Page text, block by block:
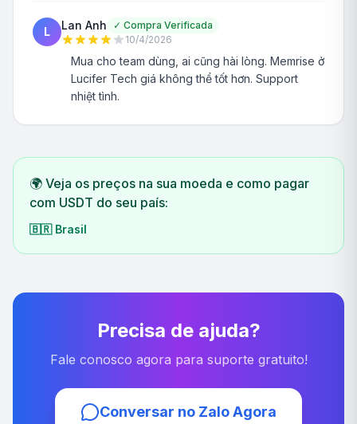
L Lan Anh ✓ Compra Verificada
10/4/2026
Mua cho team dùng, ai cũng hài lòng. Memrise ở
Lucifer Tech giá không thể tốt hơn. Support
nhiệt tình.
🌍 Veja os preços na sua moeda e como pagar
com USDT do seu país:
🇧🇷 Brasil
Precisa de ajuda?
Fale conosco agora para suporte gratuito!
Conversar no Zalo Agora